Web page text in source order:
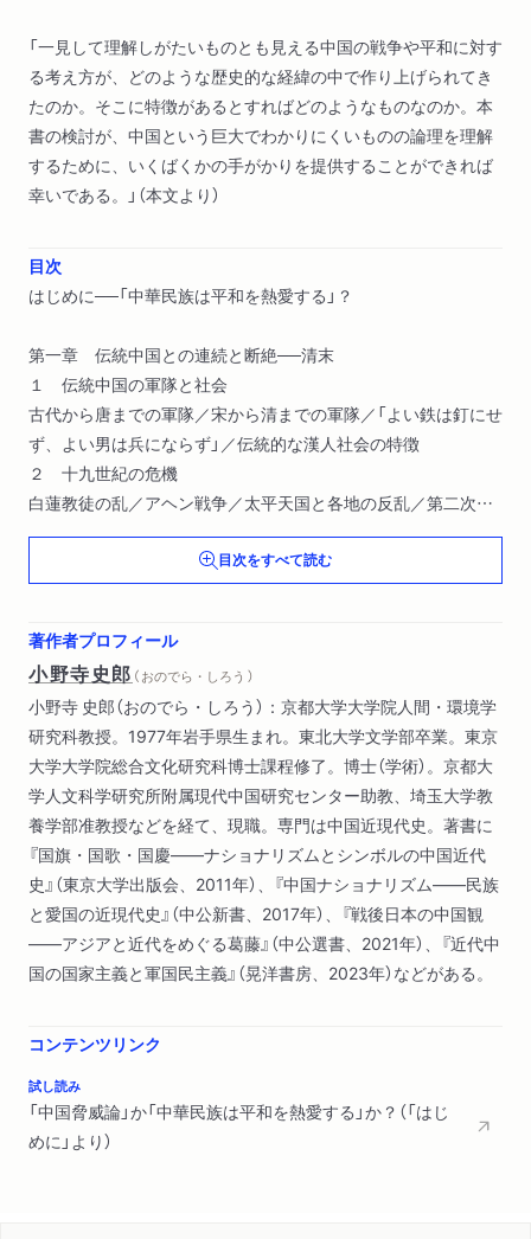
「一見して理解しがたいものとも見える中国の戦争や平和に対す
る考え方が、どのような歴史的な経緯の中で作り上げられてき
たのか。そこに特徴があるとすればどのようなものなのか。本
書の検討が、中国という巨大でわかりにくいものの論理を理解
するために、いくばくかの手がかりを提供することができれば
幸いである。」（本文より）
目次
はじめに──「中華民族は平和を熱愛する」？
第一章 伝統中国との連続と断絶──清末
１ 伝統中国の軍隊と社会
古代から唐までの軍隊／宋から清までの軍隊／「よい鉄は釘にせ
ず、よい男は兵にならず」／伝統的な漢人社会の特徴
２ 十九世紀の危機
白蓮教徒の乱／アヘン戦争／太平天国と各地の反乱／第二次ア
ヘン戦争
３ 清の近代化の試み
督撫重権と「洋務」／「大一統」から「列国並立」へ／日清戦争／戊
４ 「尚武」の流行
「中国の武士道」／「競争は進化の母」／軍国民主義／辮髪への批
判／纏足とジェンダー／紀律を重んじる「尚武」／暴力を行使す
る「尚武」／二つの「尚武」のジレンマ／「やむを得なければ暴力
で」／近代中国の平和論の特徴
第二章 「軍閥」の時代──中華民国北京政府期
１ 革命戦争と新国家の模索
辛亥革命とメディア／革命戦争の理念と現実／軍隊の膨張と治
安の悪化／ふたたび秩序を重視する「尚武」へ／徴兵制導入の困
難／「軍閥混戦」の時代
２ 北京政府期の戦争論と平和論
『新青年』の論争／「公理が強権に戦勝した」／武力否定の時代／
注目／国家主義的教育／知識人と兵士の距離／曲折する戦争観
と平和観第三章 政党国家体制と「党軍」―中華民国南京国民政
府期
目次をすべて読む
著作者プロフィール
小野寺史郎 （ おのでら・しろう ）
小野寺 史郎（おのでら・しろう）：京都大学大学院人間・環境学
研究科教授。1977年岩手県生まれ。東北大学文学部卒業。東京
大学大学院総合文化研究科博士課程修了。博士（学術）。京都大
学人文科学研究所附属現代中国研究センター助教、埼玉大学教
養学部准教授などを経て、現職。専門は中国近現代史。著書に
『国旗・国歌・国慶――ナショナリズムとシンボルの中国近代
史』（東京大学出版会、2011年）、『中国ナショナリズム――民族
と愛国の近現代史』（中公新書、2017年）、『戦後日本の中国観
――アジアと近代をめぐる葛藤』（中公選書、2021年）、『近代中
国の国家主義と軍国民主義』（晃洋書房、2023年）などがある。
コンテンツリンク
試し読み
「中国脅威論」か「中華民族は平和を熱愛する」か？（「はじ
めに」より）